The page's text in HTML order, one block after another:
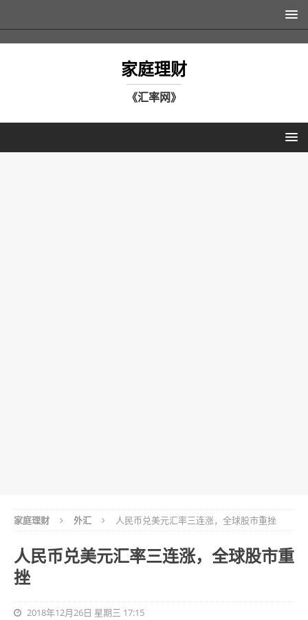
家庭理财
《汇率网》
家庭理财 外汇 人民币兑美元汇率三连涨，全球股市重挫
人民币兑美元汇率三连涨，全球股市重
挫
2018年12月26日 星期三 17:15